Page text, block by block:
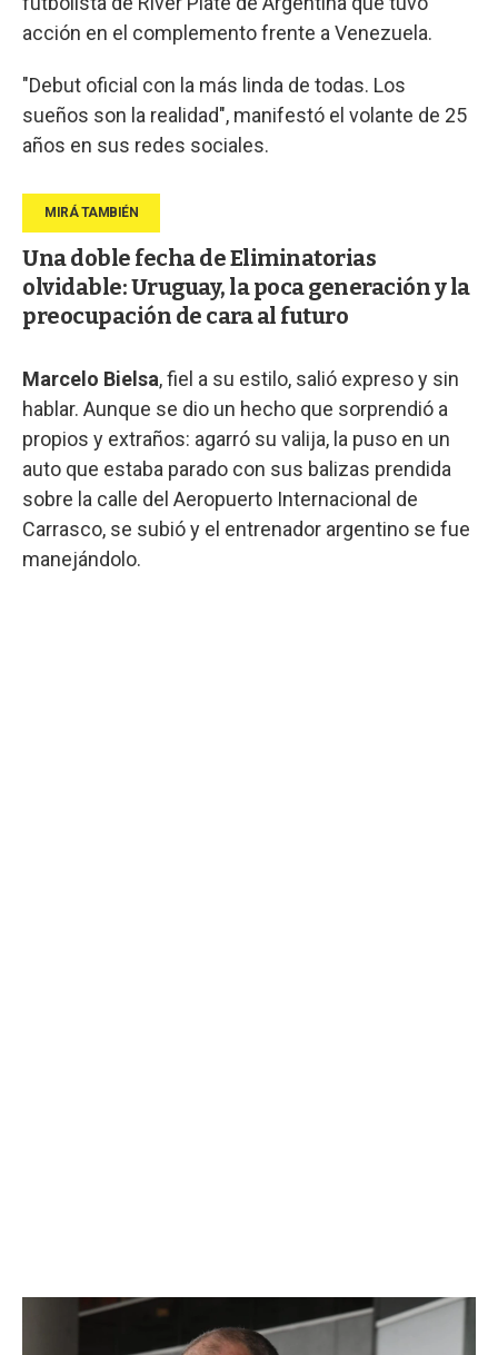
acción en el complemento frente a Venezuela.
"Debut oficial con la más linda de todas. Los
sueños son la realidad", manifestó el volante de 25
años en sus redes sociales.
Una doble fecha de Eliminatorias
olvidable: Uruguay, la poca generación y la
preocupación de cara al futuro
Marcelo Bielsa, fiel a su estilo, salió expreso y sin
hablar. Aunque se dio un hecho que sorprendió a
propios y extraños: agarró su valija, la puso en un
auto que estaba parado con sus balizas prendida
sobre la calle del Aeropuerto Internacional de
Carrasco, se subió y el entrenador argentino se fue
manejándolo.